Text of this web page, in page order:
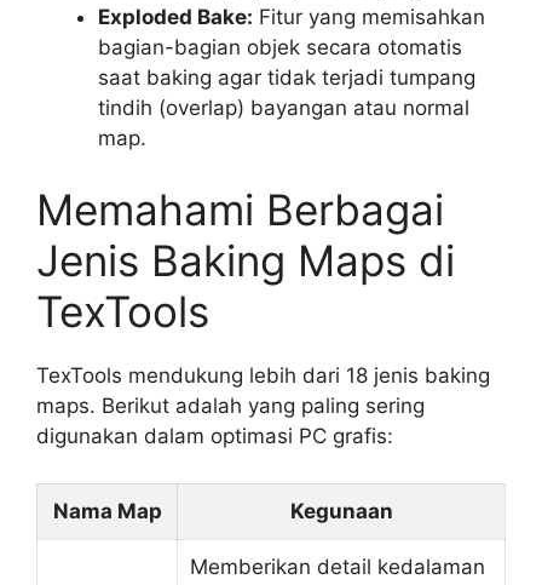
Exploded Bake: Fitur yang memisahkan
bagian-bagian objek secara otomatis
saat baking agar tidak terjadi tumpang
tindih (overlap) bayangan atau normal
map.
Memahami Berbagai
Jenis Baking Maps di
TexTools
TexTools mendukung lebih dari 18 jenis baking
maps. Berikut adalah yang paling sering
digunakan dalam optimasi PC grafis:
Nama Map Kegunaan
Memberikan detail kedalaman